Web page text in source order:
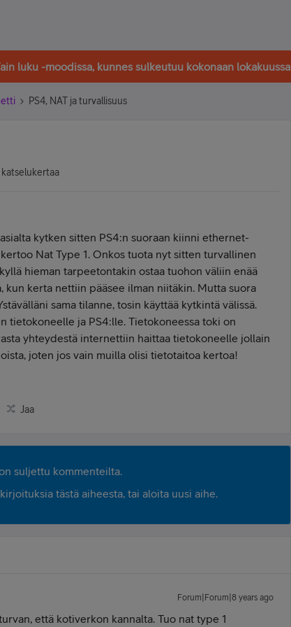
luku -moodissa, kunnes sulkeutuu kokonaan lokakuussa
PS4, NAT ja turvallisuus
katselukertaa
kytken sitten PS4:n suoraan kiinni ethernet-
Nat Type 1. Onkos tuota nyt sitten turvallinen
hieman tarpeetontakin ostaa tuohon väliin enää
kerta nettiin pääsee ilman niitäkin. Mutta suora
sama tilanne, tosin käyttää kytkintä välissä.
tietokoneelle ja PS4:lle. Tietokoneessa toki on
yhteydestä internettiin haittaa tietokoneelle jollain
joten jos vain muilla olisi tietotaitoa kertoa!
Jaa
suljettu kommenteilta.
tästä aiheesta, tai aloita uusi aihe.
Forum|Forum|8 years ago
että kotiverkon kannalta. Tuo nat type 1